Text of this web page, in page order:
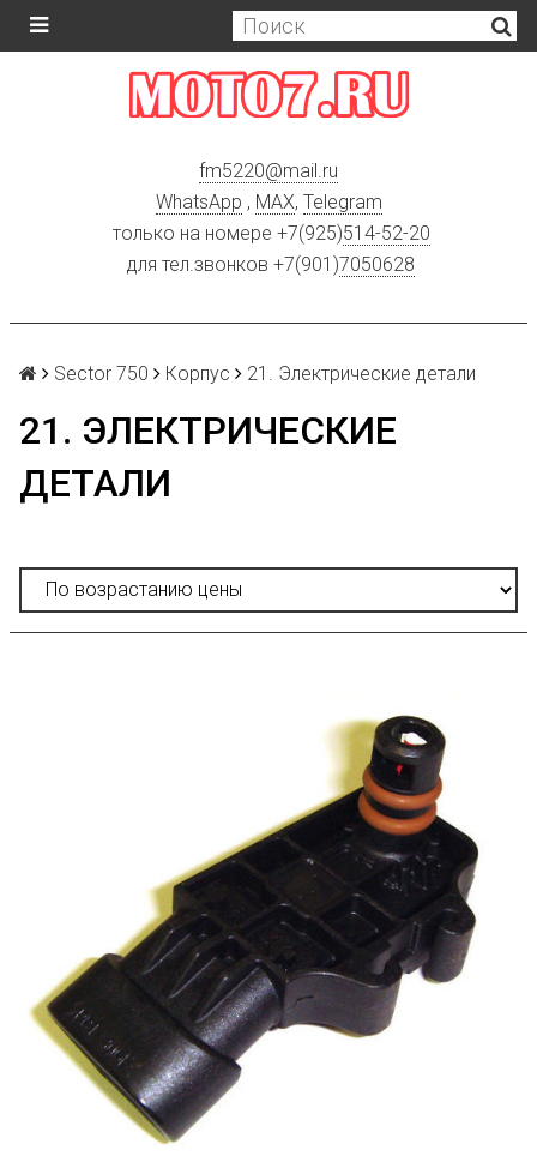
fm5220@mail.ru
WhatsApp , MAX, Telegram
только на номере +7(925)514-52-20
для тел.звонков +7(901)7050628
Sector 750 Корпус 21. Электрические детали
21. ЭЛЕКТРИЧЕСКИЕ
ДЕТАЛИ